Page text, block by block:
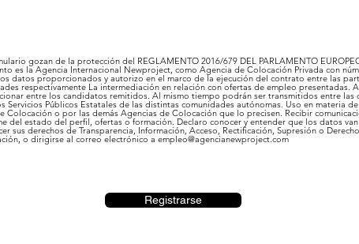
gozan de la protección del REGLAMENTO 2016/679 DEL PARLAMENTO
es la Agencia Internacional Newproject, como Agencia de Colocación Privada con
datos proporcionados y autorizo en el marco de la ejecución del contrato entre las
respectivamente La intermediación en relación con ofertas de empleo presentadas.
entre los candidatos remitidos. Al mismo tiempo podrán ser transmitidos entre las
Servicios Públicos Estatales de las distintas comunidades autónomas. Uso en materia
Colocación o por las demás Agencias de Colocación que lo precisen. Recibir
del estado del perfil, ofertas o formación. Declaro conocer y entender que los datos
sus derechos de Transparencia, Información, Acceso, Rectificación, Supresión o
o dirigirse al correo electrónico a empleo@agencianewproject.com
Registrarse